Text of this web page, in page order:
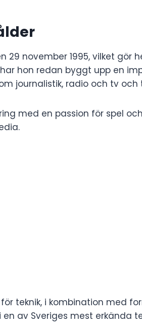
29 november 1995, vilket gör
hon redan byggt upp en
journalistik, radio och tv och
med en passion för spel
teknik, i kombination med
av Sveriges mest erkända